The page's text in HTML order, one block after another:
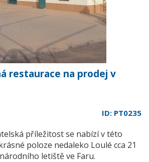
restaurace na prodej v
ID: PT0235
příležitost se nabízí v této
poloze nedaleko Loulé cca 21
letiště ve Faru.